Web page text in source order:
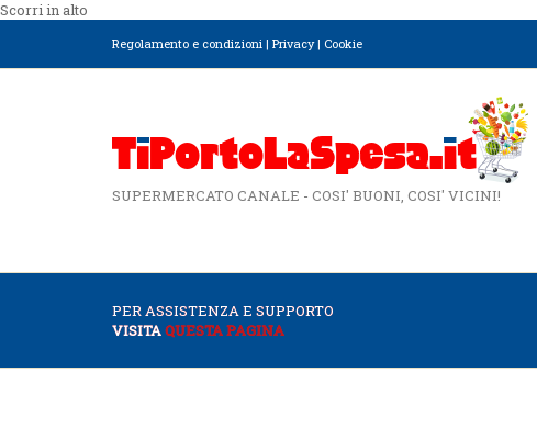
Scorri in alto
Regolamento e condizioni | Privacy| Cookie
SUPERMERCATO CANALE - COSI' BUONI, COSI' VICINI!
PER ASSISTENZA E SUPPORTO
VISITAQUESTA PAGINA